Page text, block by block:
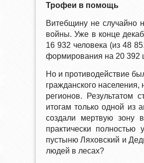
Трофеи в помощь
Витебщину не случайно
войны. Уже в конце
16 932 человека (из 48
формирования на 20 392
Но и противодействие
гражданского
регионов. Результатом
итогам только одной из
создали мертвую зону
практически
пустыню Ляховский и
людей в лесах?